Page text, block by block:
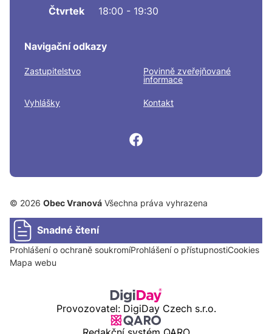
Čtvrtek 18:00 - 19:30
Navigační odkazy
Zastupitelstvo
Povinně zveřejňované
informace
Vyhlášky Kontakt
© 2026 Obec Vranová Všechna práva vyhrazena
Snadné čtení
Prohlášení o ochraně soukromíProhlášení o přístupnostiCookies
Mapa webu
Provozovatel: DigiDay Czech s.r.o.